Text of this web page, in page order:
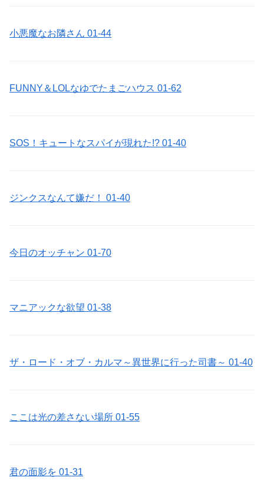
小悪魔なお隣さん 01-44
FUNNY＆LOLなゆでたまごハウス 01-62
SOS！キュートなスパイが現れた!? 01-40
ジンクスなんて嫌だ！ 01-40
今日のオッチャン 01-70
マニアックな欲望 01-38
ザ・ロード・オブ・カルマ～異世界に行った司書～ 01-40
ここは光の差さない場所 01-55
君の面影を 01-31